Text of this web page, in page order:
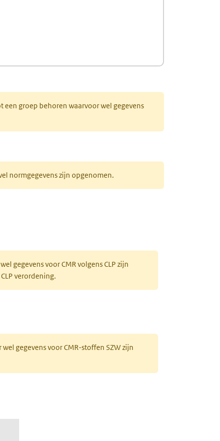
een groep behoren waarvoor wel gegevens
normgegevens zijn opgenomen.
gegevens voor CMR volgens CLP zijn
verordening.
gegevens voor CMR-stoffen SZW zijn